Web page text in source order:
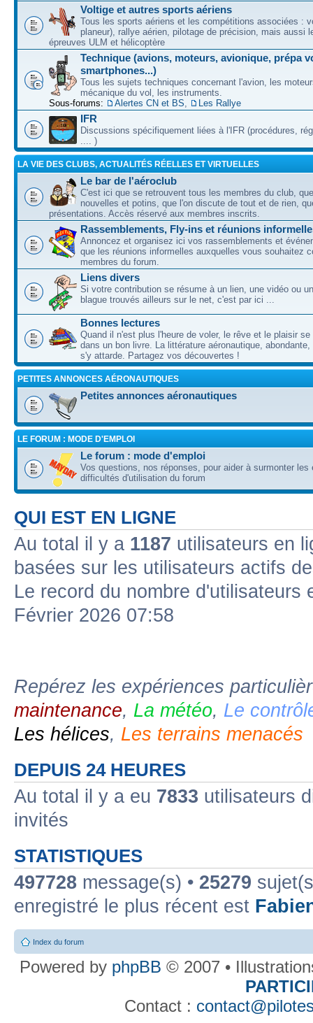
Voltige et autres sports aériens
Tous les sports aériens et les compétitions associées :
planeur), rallye aérien, pilotage de précision, mais aussi
épreuves ULM et hélicoptère
Technique (avions, moteurs, avionique, prépa
smartphones...)
Tous les sujets techniques concernant l'avion, les
mécanique du vol, les instruments.
Sous-forums:
Alertes CN et BS Les Rallye
IFR
Discussions spécifiquement liées à l'IFR (procédures,
.... )
LA VIE DES CLUBS, ACTUALITÉS RÉELLES ET VIRTUELLES
Le bar de l'aéroclub
C'est ici que se retrouvent tous les membres du club,
nouvelles et potins, que l'on discute de tout et de rien,
présentations. Accès réservé aux membres inscrits.
Rassemblements, Fly-ins et réunions
Annoncez et organisez ici vos rassemblements et
que les réunions informelles auxquelles vous souhaitez
membres du forum.
Liens divers
Si votre contribution se résume à un lien, une vidéo ou
blague trouvés ailleurs sur le net, c'est par ici ...
Bonnes lectures
Quand il n'est plus l'heure de voler, le rêve et le plaisir se
dans un bon livre. La littérature aéronautique, abondante,
s'y attarde. Partagez vos découvertes !
PETITES ANNONCES AÉRONAUTIQUES
Petites annonces aéronautiques
LE FORUM : MODE D'EMPLOI
Le forum : mode d'emploi
Vos questions, nos réponses, pour aider à surmonter les
difficultés d'utilisation du forum
QUI EST EN LIGNE
Au total il y a 1187 utilisateurs en
basées sur les utilisateurs actifs
Le record du nombre d'utilisateurs
Février 2026 07:58
Repérez les expériences
maintenance, La météo, Le
Les hélices, Les terrains menacés
DEPUIS 24 HEURES
Au total il y a eu 7833 utilisateurs
invités
STATISTIQUES
497728 message(s) • 25279
enregistré le plus récent est
Index du forum
Powered by phpBB © 2007 •
Contact :